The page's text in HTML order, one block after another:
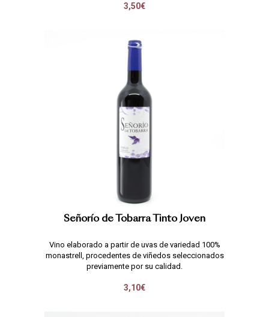
3,50€
Señorío de Tobarra Tinto Joven
Vino elaborado a partir de uvas de variedad 100%
monastrell, procedentes de viñedos seleccionados
previamente por su calidad.
3,10€